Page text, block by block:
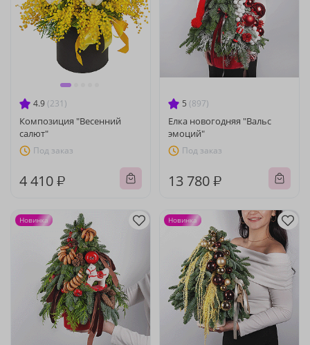
4.9 (231)
Композиция "Весенний
салют"
Под заказ
4 410 ₽
5 (897)
Елка новогодняя "Вальс
эмоций"
Под заказ
13 780 ₽
Новинка Новинка